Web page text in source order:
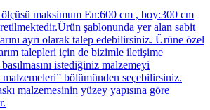
maksimum En:600 cm , boy:300 cm
şablonunda yer alan sabit
ayrı olarak talep edebilirsiniz. Ürüne özel
talepleri için de bizimle iletişime
istediğiniz malzemeyi
malzemeleri” bölümünden seçebilirsiniz.
malzemesinin yüzey yapısına göre